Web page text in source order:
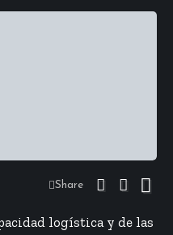
Share
logística y de las